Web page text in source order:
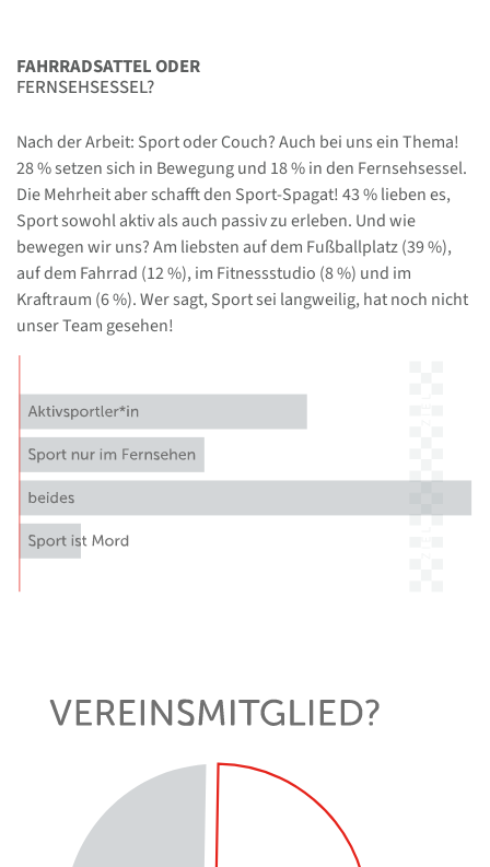
FAHRRADSATTEL ODER
FERNSEHSESSEL?
Nach der Arbeit: Sport oder Couch? Auch bei uns ein Thema!
28 % setzen sich in Bewegung und 18 % in den Fernsehsessel.
Die Mehrheit aber schafft den Sport-Spagat! 43 % lieben es,
Sport sowohl aktiv als auch passiv zu erleben. Und wie
bewegen wir uns? Am liebsten auf dem Fußballplatz (39 %),
auf dem Fahrrad (12 %), im Fitnessstudio (8 %) und im
Kraftraum (6 %). Wer sagt, Sport sei langweilig, hat noch nicht
unser Team gesehen!